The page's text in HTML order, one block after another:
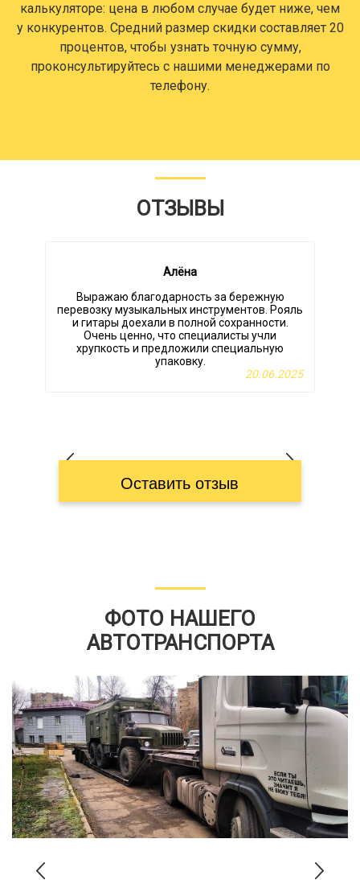
калькуляторе: цена в любом случае будет ниже, чем
у конкурентов. Средний размер скидки составляет 20
процентов, чтобы узнать точную сумму,
проконсультируйтесь с нашими менеджерами по
телефону.
ОТЗЫВЫ
Алёна
Выражаю благодарность за бережную
перевозку музыкальных инструментов. Рояль
и гитары доехали в полной сохранности.
Очень ценно, что специалисты учли
хрупкость и предложили специальную
упаковку.
20.06.2025
Оставить отзыв
ФОТО НАШЕГО
АВТОТРАНСПОРТА